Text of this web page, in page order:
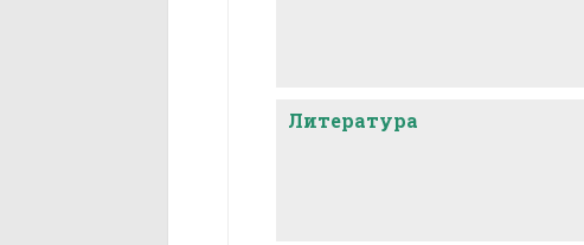
Литература